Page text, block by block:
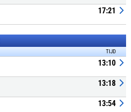
17:21
TIJD
13:10
13:18
13:54